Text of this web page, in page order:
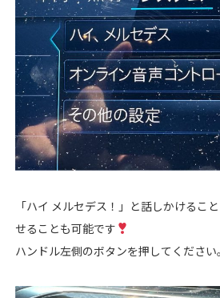
「ハイ メルセデス！」と話しかけるこ
せることも可能です
ハンドル左側のボタンを押してください。